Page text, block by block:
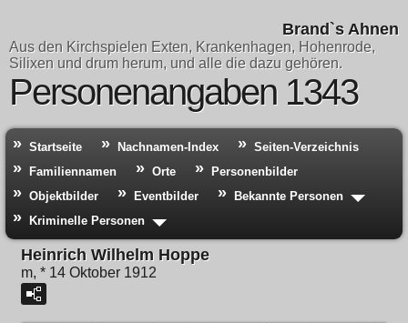
Brand`s Ahnen
Aus den Kirchspielen Exten, Krankenhagen, Hohenrode,
Silixen und drum herum, und alle die dazu gehören.
Personenangaben 1343
Startseite Nachnamen-Index
Seiten-Verzeichnis
Familiennamen
Orte
Personenbilder
Objektbilder
Eventbilder
Bekannte Personen
Kriminelle Personen
Heinrich Wilhelm Hoppe
m, * 14 Oktober 1912